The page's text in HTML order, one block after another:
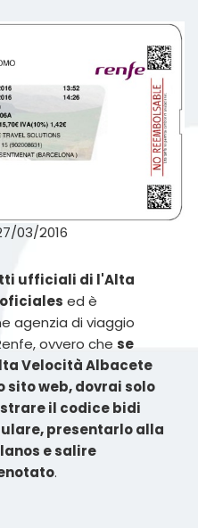
03/2016
ufficiali di l'Alta
ed è
agenzia di viaggio
ovvero che se
Velocità Albacete
web, dovrai solo
il codice bidi
presentarlo alla
e salire
.